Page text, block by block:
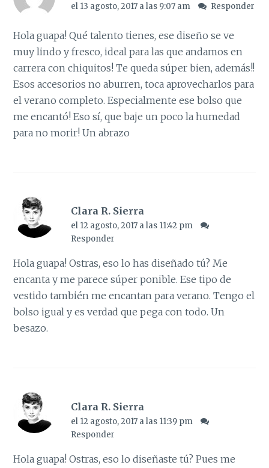
el 13 agosto, 2017 a las 9:07 am Responder
Hola guapa! Qué talento tienes, ese diseño se ve
muy lindo y fresco, ideal para las que andamos en
carrera con chiquitos! Te queda súper bien, además!!
Esos accesorios no aburren, toca aprovecharlos para
el verano completo. Especialmente ese bolso que
me encantó! Eso sí, que baje un poco la humedad
para no morir! Un abrazo
Clara R. Sierra
el 12 agosto, 2017 a las 11:42 pm
Responder
Hola guapa! Ostras, eso lo has diseñado tú? Me
encanta y me parece súper ponible. Ese tipo de
vestido también me encantan para verano. Tengo el
bolso igual y es verdad que pega con todo. Un
besazo.
Clara R. Sierra
el 12 agosto, 2017 a las 11:39 pm
Responder
Hola guapa! Ostras, eso lo diseñaste tú? Pues me